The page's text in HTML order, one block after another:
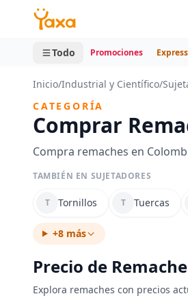
MINI CARRITO
0 productos
Todo Promociones Express
Inicio/Industrial y Científico/
CATEGORÍA
Comprar
Compra remaches en
TAMBIÉN EN SUJETADORES
T Tornillos T Tuercas
+8 más
Precio de
Explora remaches con precios